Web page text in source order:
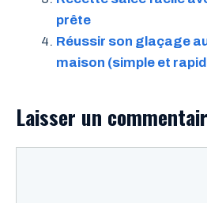
prête
Réussir son glaçage
maison (simple et
Laisser un